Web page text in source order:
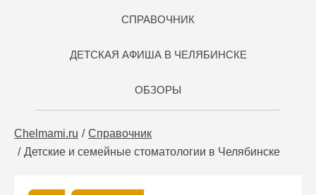
СПРАВОЧНИК
ДЕТСКАЯ АФИША В ЧЕЛЯБИНСКЕ
ОБЗОРЫ
Chelmami.ru
Справочник
Детские и семейные стоматологии в Челябинске